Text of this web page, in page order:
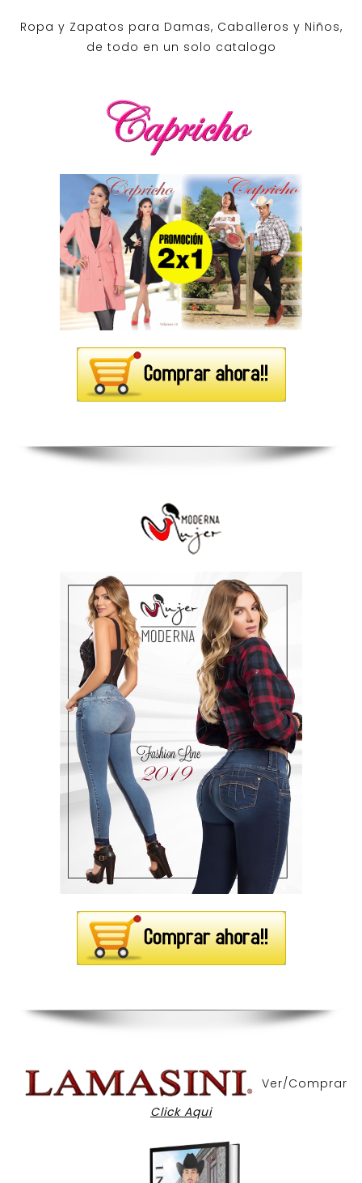
Ropa y Zapatos para Damas, Caballeros y Niños,
de todo en un solo catalogo
Ver/Comprar
Click Aqui